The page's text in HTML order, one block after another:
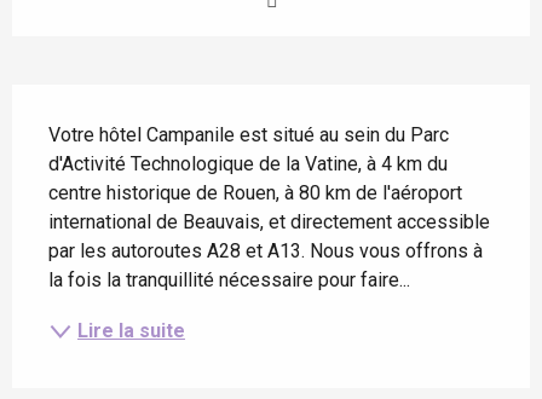
Votre hôtel Campanile est situé au sein du Parc
d'Activité Technologique de la Vatine, à 4 km du
centre historique de Rouen, à 80 km de l'aéroport
international de Beauvais, et directement accessible
par les autoroutes A28 et A13. Nous vous offrons à
la fois la tranquillité nécessaire pour faire...
Lire la suite